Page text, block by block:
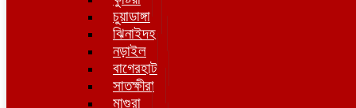
চুয়াডাঙ্গা
ঝিনাইদহ
নড়াইল
বাগেরহাট
সাতক্ষীরা
মাগুরা